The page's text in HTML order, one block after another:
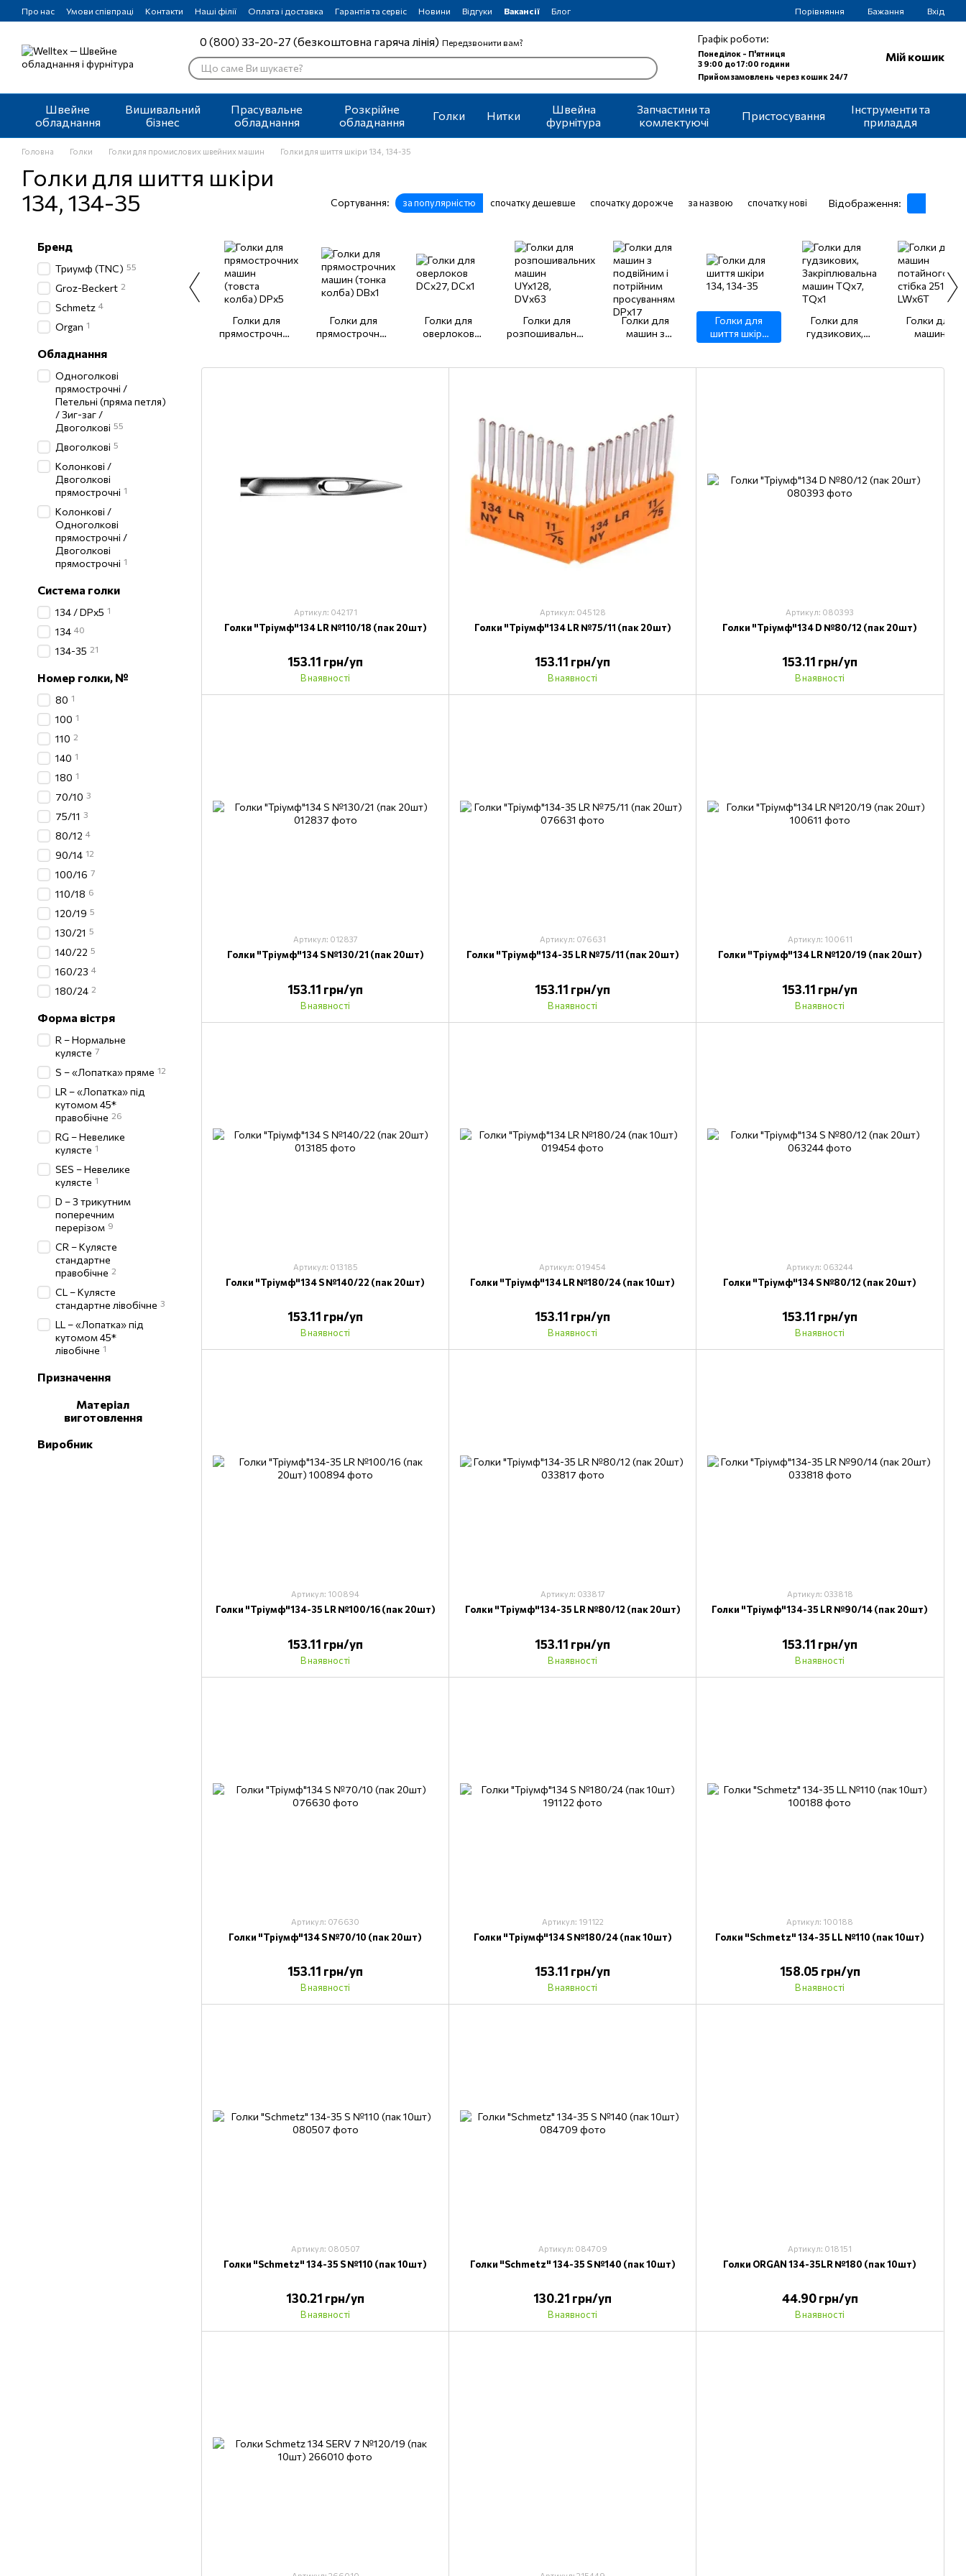
Перейти до основного контенту
Про нас Умови співпраці Контакти Наші філії Оплата і доставка Гарантія та сервіс Новини Відгуки Вакансії Блог Порівняння Бажання Вхід
0 (800) 33-20-27 (безкоштовна гаряча лінія) Передзвонити вам? Графік роботи:
Понеділок - П'ятниця
З 9:00 до 17:00 години
Прийом замовлень через кошик 24/7
Мій кошик
Швейне
обладнання
Вишивальний
бізнес
Прасувальне
обладнання
Розкрійне
обладнання
Голки Нитки
Швейна
фурнітура
Запчастини та
комлектуючі
Пристосування
Інструменти та
приладдя
Головна Голки Голки для промислових швейних машин Голки для шиття шкіри 134, 134-35
Голки для шиття шкіри
134, 134-35
Сортування: за популярністю спочатку дешевше спочатку дорожче за назвою спочатку нові Відображення:
Голки для
прямострочних
Голки для
прямострочних
Голки для
оверлоков
Голки для
розпошивальних
Голки для
машин з
просуванням
Голки для
шиття шкіри
134, 134-35
Голки для
гудзикових,
TQх1
Голки для
машин
LWx6T
Артикул: 042171
Голки "Тріумф"134 LR №110/18 (пак 20шт)
153.11 грн/уп
В наявності
Артикул: 045128
Голки "Тріумф"134 LR №75/11 (пак 20шт)
153.11 грн/уп
В наявності
Артикул: 080393
Голки "Тріумф"134 D №80/12 (пак 20шт)
153.11 грн/уп
В наявності
Артикул: 012837
Голки "Тріумф"134 S №130/21 (пак 20шт)
153.11 грн/уп
В наявності
Артикул: 076631
Голки "Тріумф"134-35 LR №75/11 (пак 20шт)
153.11 грн/уп
В наявності
Артикул: 100611
Голки "Тріумф"134 LR №120/19 (пак 20шт)
153.11 грн/уп
В наявності
Артикул: 013185
Голки "Тріумф"134 S №140/22 (пак 20шт)
153.11 грн/уп
В наявності
Артикул: 019454
Голки "Тріумф"134 LR №180/24 (пак 10шт)
153.11 грн/уп
В наявності
Артикул: 063244
Голки "Тріумф"134 S №80/12 (пак 20шт)
153.11 грн/уп
В наявності
Артикул: 100894
Голки "Тріумф"134-35 LR №100/16 (пак 20шт)
153.11 грн/уп
В наявності
Артикул: 033817
Голки "Тріумф"134-35 LR №80/12 (пак 20шт)
153.11 грн/уп
В наявності
Артикул: 033818
Голки "Тріумф"134-35 LR №90/14 (пак 20шт)
153.11 грн/уп
В наявності
Артикул: 076630
Голки "Тріумф"134 S №70/10 (пак 20шт)
153.11 грн/уп
В наявності
Артикул: 191122
Голки "Тріумф"134 S №180/24 (пак 10шт)
153.11 грн/уп
В наявності
Артикул: 100188
Голки "Schmetz" 134-35 LL №110 (пак 10шт)
158.05 грн/уп
В наявності
Артикул: 080507
Голки "Schmetz" 134-35 S №110 (пак 10шт)
130.21 грн/уп
В наявності
Артикул: 084709
Голки "Schmetz" 134-35 S №140 (пак 10шт)
130.21 грн/уп
В наявності
Артикул: 018151
Голки ORGAN 134-35LR №180 (пак 10шт)
44.90 грн/уп
В наявності
Бренд
Триумф (TNC) 55
Groz-Beckert 2
Schmetz 4
Organ 1
Обладнання
Одноголкові
прямострочні /
Петельні (пряма петля)
/ Зиг-заг /
Двоголкові 55
Двоголкові 5
Колонкові /
Двоголкові
прямострочні 1
Колонкові /
Одноголкові
прямострочні /
Двоголкові
прямострочні 1
Система голки
134 / DPx5 1
134 40
134-35 21
Номер голки, №
80 1
100 1
110 2
140 1
180 1
70/10 3
75/11 3
80/12 4
90/14 12
100/16 7
110/18 6
120/19 5
130/21 5
140/22 5
160/23 4
180/24 2
Форма вістря
R – Нормальне
кулясте 7
S – «Лопатка» пряме 12
LR – «Лопатка» під
кутомом 45*
правобічне 26
RG – Невелике
кулясте 1
SES – Невелике
кулясте 1
D – З трикутним
поперечним
перерізом 9
CR – Кулясте
стандартне
правобічне 2
CL – Кулясте
стандартне лівобічне 3
LL – «Лопатка» під
кутомом 45*
лівобічне 1
Призначення
Матеріал
виготовлення
Виробник